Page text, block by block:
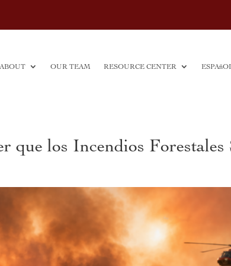
ABOUT OUR TEAM RESOURCE CENTER
que los Incendios